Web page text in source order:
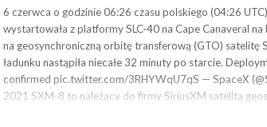
6 czerwca o godzinie 06:26 czasu polskiego (04:26
wystartowała z platformy SLC-40 na Cape Canaveral na
na geosynchroniczną orbitę transferową (GTO) satelitę
ładunku nastąpiła niecałe 32 minuty po starcie.
confirmed pic.twitter.com/3RHYWqU7qS — SpaceX
2021 SXM-8 to należący do firmy SiriusXM satelita